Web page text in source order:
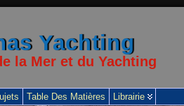
Yachting
la Mer et du Yachting
Table Des Matières Librairie